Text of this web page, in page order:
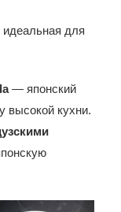
для
— японский
кухни.